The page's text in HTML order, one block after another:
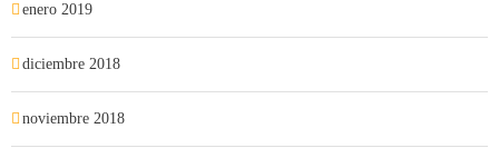
enero 2019
diciembre 2018
noviembre 2018